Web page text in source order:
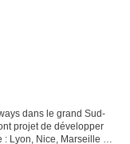
dans le grand Sud-
projet de développer
Lyon, Nice, Marseille et